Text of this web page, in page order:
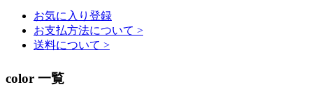
お気に入り登録
お支払方法について >
送料について >
color 一覧